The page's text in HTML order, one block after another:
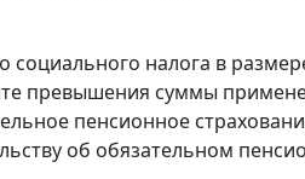
налога в
превышения суммы
пенсионное
об обязательном